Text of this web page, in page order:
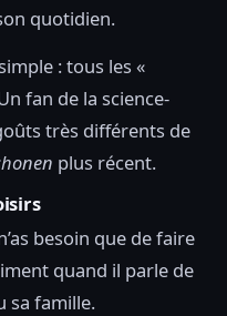
quotidien.
: tous les «
fan de la science-
très différents de
plus récent.
besoin que de faire
quand il parle de
sa famille.